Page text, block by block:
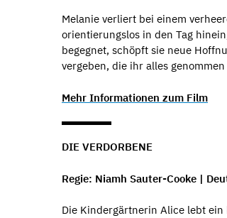
Melanie verliert bei einem
orientierungslos in den Tag
begegnet, schöpft sie neue
vergeben, die ihr alles genommen
Mehr Informationen zum Film
DIE VERDORBENE
Regie: Niamh Sauter-Cooke |
Die Kindergärtnerin Alice lebt ein